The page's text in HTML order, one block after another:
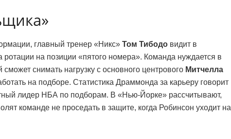
главный тренер «Никс» Том Тибодо видит в
на позиции «пятого номера». Команда нуждается в
снимать нагрузку с основного центрового Митчелла
на подборе. Статистика Драммонда за карьеру говорит
лидер НБА по подборам. В «Нью-Йорке» рассчитывают,
команде не проседать в защите, когда Робинсон уходит на